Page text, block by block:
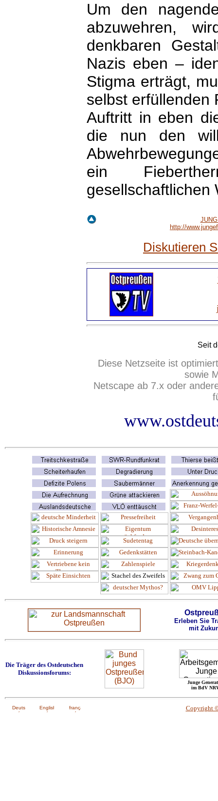
Um den
abzuwehren,
denkbaren
Nazis eben –
Stigma erträgt,
selbst erfüllenden
Auftritt in eben
die nun den
ein
gesellschaftlichen
http://
Diskutieren
Seit
Diese Netzseite ist
sowie
Netscape ab 7.x oder
Erleben Sie
mit
Die Träger des Ostdeutschen
Diskussionsforums:
Junge
im BdV
Copyright